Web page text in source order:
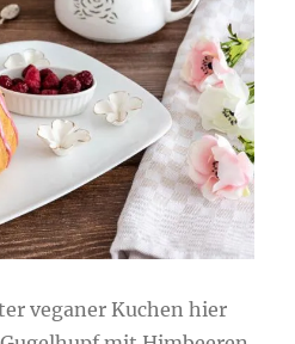
veganer Kuchen hier